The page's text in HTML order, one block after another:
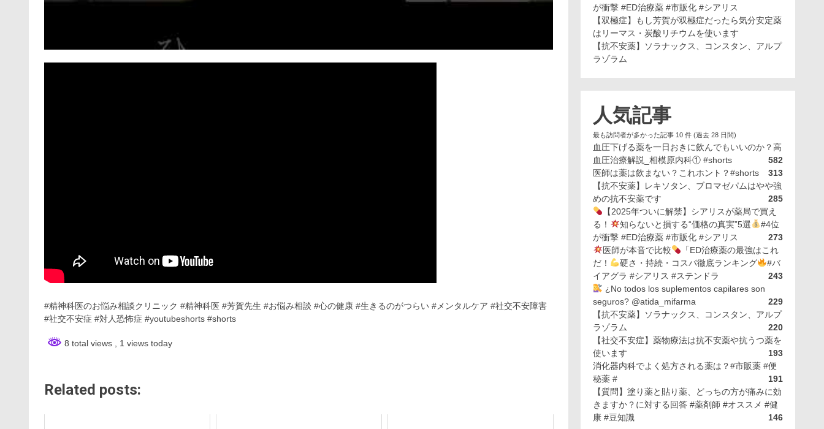
#精神科医のお悩み相談クリニック #精神科医 #芳賀先生 #お悩み相談 #心の健康 #生きるのがつらい #メンタルケア #社交不安障害
#社交不安症 #対人恐怖症 #youtubeshorts #shorts
8 total views , 1 views today
Related posts:
が衝撃 #ED治療薬 #市販化 #シアリス
【双極症】もし芳賀が双極症だったら気分安定薬
はリーマス・炭酸リチウムを使います
【抗不安薬】ソラナックス、コンスタン、アルプ
ラゾラム
人気記事
最も訪問者が多かった記事 10 件 (過去 28 日間)
血圧下げる薬を一日おきに飲んでもいいのか？高
血圧治療解説_相模原内科① #shorts
582
医師は薬は飲まない？これホント？#shorts
313
【抗不安薬】レキソタン、ブロマゼパムはやや強
めの抗不安薬です
285
【2025年ついに解禁】シアリスが薬局で買え
る！
知らないと損する“価格の真実”5選
#4位
が衝撃 #ED治療薬 #市販化 #シアリス
273
医師が本音で比較
「ED治療薬の最強はこれ
だ！
硬さ・持続・コスパ徹底ランキング
#バ
イアグラ #シアリス #ステンドラ
243
¿No todos los suplementos capilares son
seguros? @atida_mifarma
229
【抗不安薬】ソラナックス、コンスタン、アルプ
ラゾラム
220
【社交不安症】薬物療法は抗不安薬や抗うつ薬を
使います
193
消化器内科でよく処方される薬は？#市販薬 #便
秘薬 #
191
【質問】塗り薬と貼り薬、どっちの方が痛みに効
きますか？に対する回答 #薬剤師 #オススメ #健
康 #豆知識
146